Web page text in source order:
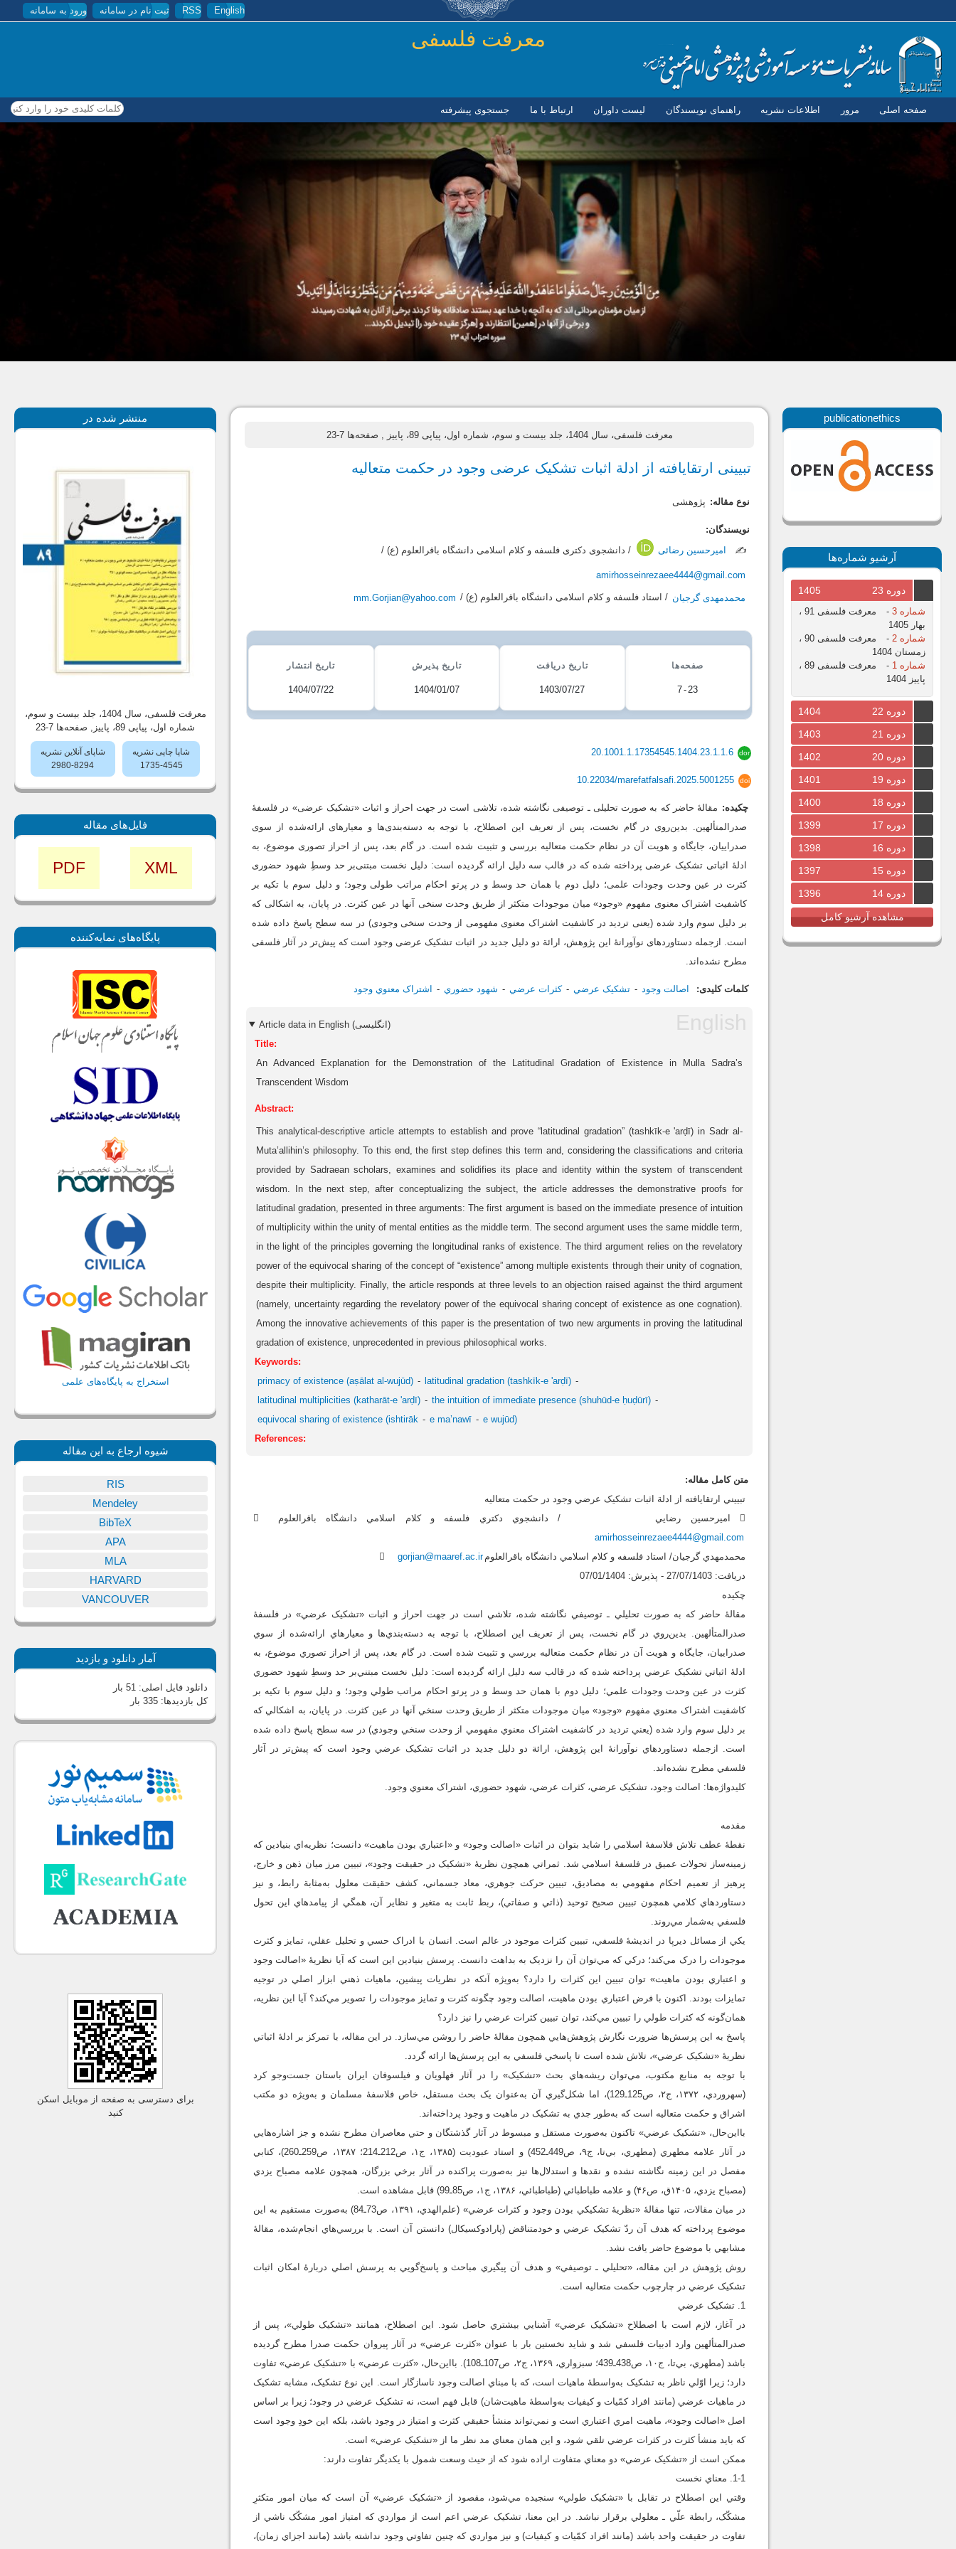
رفتن به محتوای اصلی English
RSS ثبت نام در سامانه ورود به سامانه
معرفت فلسفی
صفحه اصلی مرور اطلاعات نشریه راهنمای نویسندگان لیست داوران ارتباط با ما جستجوی پیشرفته کلمات کلیدی خود را وارد کنید
publicationethics
آرشیو شماره‌ها
دوره 23 1405
شماره 3 -
معرفت فلسفی 91 ،
بهار 1405
شماره 2
-
معرفت فلسفی 90 ،
زمستان 1404
شماره 1
-
معرفت فلسفی 89 ،
پاییز 1404
دوره 22
1404
دوره 21
1403
دوره 20
1402
دوره 19
1401
دوره 18
1400
دوره 17
1399
دوره 16
1398
دوره 15
1397
دوره 14
1396
مشاهده آرشیو کامل
معرفت فلسفی، سال 1404، جلد بیست و سوم، شماره اول، پیاپی 89، پاییز , صفحه‌ها 7-23
تبیینی ارتقایافته از ادلة اثبات تشکیک عرضی وجود در حکمت متعالیه
نوع مقاله: پژوهشی
نویسندگان:
✍️
امیرحسین رضائی / دانشجوی دکتری فلسفه و کلام اسلامی دانشگاه باقرالعلوم (ع) /
amirhosseinrezaee4444@gmail.com
محمدمهدی گرجیان / استاد فلسفه و کلام اسلامی دانشگاه باقرالعلوم (ع) / mm.Gorjian@yahoo.com
صفحه‌ها
7- 23
تاریخ دریافت
1403/07/27
تاریخ پذیرش
1404/01/07
تاریخ انتشار
1404/07/22
dor
20.1001.1.17354545.1404.23.1.1.6
doi
10.22034/marefatfalsafi.2025.5001255
چکیده: مقالۀ حاضر که به صورت تحلیلی ـ توصیفی نگاشته شده،‌ تلاشی است در جهت احراز و اثبات «تشکیک عرضی» در فلسفۀ
صدرالمتألهین. بدین‌روی در گام نخست، پس از تعریف این اصطلاح، با توجه به دسته‌بندی‌ها و معیارهای ارائه‌شده از سوی
صدراییان، جایگاه و هویت آن در نظام حکمت متعالیه بررسی و تثبیت شده است. در گام بعد، پس از احراز تصوری موضوع، به
ادلۀ اثباتی تشکیک عرضی پرداخته شده که در قالب سه دلیل ارائه گردیده است: دلیل نخست مبتنی‌بر حد وسطِ شهود حضوری
کثرت در عین وحدت وجودات علمی؛ دلیل دوم با همان حد وسط و در پرتو احکام مراتب طولی وجود؛ و دلیل سوم با تکیه بر
کاشفیت اشتراک معنوی مفهوم «وجود» میان موجودات متکثر از طریق وحدت سنخی آنها در عین کثرت. در پایان، به اشکالی که
بر دلیل سوم وارد شده (یعنی تردید در کاشفیت اشتراک معنوی مفهومی از وحدت سنخی وجودی) در سه سطح پاسخ داده شده
است. ازجمله دستاوردهای نوآورانۀ این پژوهش، ارائة دو دلیل جدید در اثبات تشکیک عرضی وجود است که پیش‌تر در آثار فلسفی
مطرح نشده‌اند.
کلمات کلیدی: اصالت وجود تشکيک عرضي کثرات عرضي شهود حضوري اشتراک معنوي وجود
Article data in English (انگلیسی)
Title:
An Advanced Explanation for the Demonstration of the Latitudinal Gradation of Existence in Mulla Sadra’s
Transcendent Wisdom
Abstract:
This analytical-descriptive article attempts to establish and prove “latitudinal gradation” (tashkīk-e 'arḍī) in Sadr al-
Muta’allihin’s philosophy. To this end, the first step defines this term and, considering the classifications and criteria
provided by Sadraean scholars, examines and solidifies its place and identity within the system of transcendent
wisdom. In the next step, after conceptualizing the subject, the article addresses the demonstrative proofs for
latitudinal gradation, presented in three arguments: The first argument is based on the immediate presence of intuition
of multiplicity within the unity of mental entities as the middle term. The second argument uses the same middle term,
in the light of the principles governing the longitudinal ranks of existence. The third argument relies on the revelatory
power of the equivocal sharing of the concept of “existence” among multiple existents through their unity of cognation,
despite their multiplicity. Finally, the article responds at three levels to an objection raised against the third argument
(namely, uncertainty regarding the revelatory power of the equivocal sharing concept of existence as one cognation).
Among the innovative achievements of this paper is the presentation of two new arguments in proving the latitudinal
gradation of existence, unprecedented in previous philosophical works.
Keywords:
primacy of existence (aṣālat al-wujūd)
latitudinal gradation (tashkīk-e 'arḍī)
latitudinal multiplicities (katharāt-e 'arḍī)
the intuition of immediate presence (shuhūd-e ḥuḍūrī)
equivocal sharing of existence (ishtirāk
e ma’nawī
e wujūd)
References:
متن کامل مقاله:
تبييني ارتقايافته از ادلة اثبات تشکيک عرضي وجود در حکمت متعاليه
 اميرحسين رضايي / دانشجوي دکتري فلسفه و کلام اسلامي دانشگاه باقرالعلوم
amirhosseinrezaee4444@gmail.com
محمدمهدي گرجيان/ استاد فلسفه و کلام اسلامي دانشگاه باقرالعلوم gorjian@maaref.ac.ir
دريافت: 27/07/1403 - پذيرش: 07/01/1404
چکيده
مقالۀ حاضر که به صورت تحليلي ـ توصيفي نگاشته شده،‌ تلاشي است در جهت احراز و اثبات «تشکيک عرضي» در فلسفۀ
صدرالمتألهين. بدين‌روي در گام نخست، پس از تعريف اين اصطلاح، با توجه به دسته‌بندي‌ها و معيارهاي ارائه‌شده از سوي
صدراييان، جايگاه و هويت آن در نظام حکمت متعاليه بررسي و تثبيت شده است. در گام بعد، پس از احراز تصوري موضوع، به
ادلۀ اثباتي تشکيک عرضي پرداخته شده که در قالب سه دليل ارائه گرديده است: دليل نخست مبتني‌بر حد وسطِ شهود حضوري
کثرت در عين وحدت وجودات علمي؛ دليل دوم با همان حد وسط و در پرتو احکام مراتب طولي وجود؛ و دليل سوم با تکيه بر
کاشفيت اشتراک معنوي مفهوم «وجود» ميان موجودات متکثر از طريق وحدت سنخي آنها در عين کثرت. در پايان، به اشکالي که
بر دليل سوم وارد شده (يعني ترديد در کاشفيت اشتراک معنوي مفهومي از وحدت سنخي وجودي) در سه سطح پاسخ داده شده
است. ازجمله دستاوردهاي نوآورانۀ اين پژوهش، ارائة دو دليل جديد در اثبات تشکيک عرضي وجود است که پيش‌تر در آثار
فلسفي مطرح نشده‌اند.
کليدواژه‌ها: اصالت وجود، تشکيک عرضي، کثرات عرضي، شهود حضوري، اشتراک معنوي وجود.
مقدمه
نقطۀ عطف تلاش فلاسفۀ اسلامي را شايد بتوان در اثبات «اصالت وجود» و «اعتباري بودن ماهيت» دانست؛ نظريه‌اي بنيادين که
زمينه‌ساز تحولات عميق در فلسفۀ اسلامي شد. ثمراتي همچون نظريۀ «تشکيک در حقيقت وجود»، تبيين مرز ميان ذهن و خارج،
پرهيز از تعميم احکام مفهومي به مصاديق، تبيين حرکت جوهري، معاد جسماني، کشف حقيقت معلول به‌مثابة رابط، و نيز
دستاوردهاي کلامي همچون تبيين صحيح توحيد (ذاتي و صفاتي)، ربط ثابت به متغير و نظاير آن، همگي از پيامدهاي اين تحول
فلسفي‌ به‌شمار مي‌روند.
يکي از مسائل ديرپا در انديشۀ فلسفي، تبيين کثرات موجود در عالم است. انسان با ادراک حسي و تحليل عقلي، تمايز و کثرت
موجودات را درک مي‌کند؛ درکي که مي‌توان آن را نزديک به بداهت دانست. پرسش بنيادين اين است که آيا نظريۀ «اصالت وجود
و اعتباري بودن ماهيت» توان تبيين اين کثرات را دارد؟ به‌ويژه آنکه در نظريات پيشين، ماهيات ذهني ابزار اصلي در توجيه
تمايزات بودند. اکنون با فرض اعتباري بودن ماهيت، اصالت وجود چگونه کثرت و تمايز موجودات را تصوير مي‌کند؟ آيا اين نظريه،
همان‌گونه که کثرات طولي را تبيين مي‌کند، توان تبيين کثرات عرضي را نيز دارد؟
پاسخ به اين پرسش‌ها ضرورت نگارش پژوهش‌هايي همچون مقالۀ حاضر را روشن مي‌سازد. در اين مقاله، با تمرکز بر ادلۀ اثباتي
نظريۀ «تشکيک عرضي»، تلاش شده است تا پاسخي فلسفي به اين پرسش‌ها ارائه گردد.
با توجه به منابع مکتوب، مي‌توان ريشه‌هاي بحث «تشکيک» را در آثار فهلويان و فيلسوفان ايران باستان جست‌وجو کرد
(سهروردي، ۱۳۷۲، ج۲، ص125ـ129)، اما شکل‌گيري آن به‌عنوان يک بحث مستقل، خاص فلاسفۀ مسلمان و به‌ويژه دو مکتب
اشراق و حکمت متعاليه است که به‌طور جدي به تشکيک در ماهيت و وجود پرداخته‌اند.
بااين‌حال، «تشکيک عرضي» تاکنون به‌صورت مستقل و مبسوط در آثار گذشتگان و حتي معاصران مطرح نشده و جز اشاره‌هايي
در آثار علامه مطهري (مطهري، بي‌تا، ج۹، ص449ـ452) و استاد عبوديت (۱۳۸۵، ج۱، ص212ـ214؛ ۱۳۸۷، ص259ـ260)، کتابي
مفصل در اين زمينه نگاشته نشده و نقدها و استدلال‌ها نيز به‌صورت پراکنده در آثار برخي بزرگان، همچون علامه مصباح يزدي
(مصباح يزدي، ۱۴۰۵ق، ص۴۶) و علامه طباطبائي (طباطبائي، ۱۳۸۶، ج۱، ص85ـ99) قابل مشاهده است.
در ميان مقالات، تنها مقالۀ «نظريۀ تشکيکي بودن وجود و کثرات عرضي» (علم‌الهدي، ۱۳۹۱، ص73ـ84) به‌صورت مستقيم به اين
موضوع پرداخته که هدف آن ردّ تشکيک عرضي و خودمتناقض‌ (پارادوکسيکال) دانستن آن است. با بررسي‌هاي انجام‌شده، مقالۀ
مشابهي با موضوع حاضر يافت نشد.
روش پژوهش در اين مقاله، «تحليلي ـ توصيفي» و هدف آن پيگيري مباحث و پاسخ‌گويي به پرسش اصلي دربارۀ امکان اثبات
تشکيک عرضي در چارچوب حکمت متعاليه است.
1. تشکيک عرضي
در آغاز، لازم است با اصطلاح «تشکيک عرضي» آشنايي بيشتري حاصل شود. اين اصطلاح، همانند «تشکيک طولي»، پس از
صدرالمتألهين وارد ادبيات فلسفي شد و شايد نخستين بار با عنوان «کثرت عرضي» در آثار پيروان حکمت صدرا مطرح گرديده
باشد (مطهري، بي‌تا، ج۱۰، ص438ـ439؛ سبزواري، ۱۳۶۹، ج۲، ص107ـ108). بااين‌حال، «کثرت عرضي» با «تشکيک عرضي» تفاوت
دارد؛ زيرا اوّلي ناظر به تشکيک به‌واسطۀ ماهيات است، که با مبناي اصالت وجود ناسازگار است. اين نوع تشکيک، مشابه تشکيک
در ماهيات عرضي (مانند افراد کمّيات و کيفيات به‌واسطۀ ماهيت‌شان) قابل فهم است، نه تشکيک عرضي در وجود؛ زيرا بر اساس
اصل «اصالت وجود»، ماهيت امري اعتباري است و نمي‌تواند منشأ حقيقي کثرت و امتياز در وجود باشد، بلکه اين خودِ وجود است
که بايد منشأ کثرت در کثرات عرضي تلقي شود، و اين همان معناي مد نظر ما از «تشکيک عرضي» است.
ممکن است از «تشکيک عرضي» دو معناي متفاوت اراده شود که از حيث وسعت شمول با يکديگر تفاوت دارند:
1-1. معناي نخست
وقتي اين اصطلاح در تقابل با «تشکيک طولي» سنجيده مي‌شود، مقصود از «تشکيک عرضي» آن است که ميان امور متکثرِ
مشکّک، رابطة علّي ـ معلولي برقرار نباشد. در اين معنا، تشکيک عرضي اعم است از مواردي که امتياز امور مشکّک ناشي از
تفاوت در حقيقت واحد باشد (مانند افراد کمّيات و کيفيات) و نيز مواردي که چنين تفاوتي وجود نداشته باشد (مانند اجزاي زمان)،
منتشر شده در
معرفت فلسفی، سال 1404، جلد بیست و سوم،
شماره اول، پیاپی 89، پاییز
, صفحه‌ها 7-23
شاپا چاپی نشریه
1735-4545
شاپای آنلاین نشریه
2980-8294
فایل‌های مقاله
XML
PDF
پايگاه‌های نمايه‌كننده
استخراج به پایگاه‌های علمی
شیوه ارجاع به این مقاله
RIS
Mendeley
BibTeX
APA
MLA
HARVARD
VANCOUVER
آمار دانلود و بازدید
دانلود فایل اصلی: 51 بار
کل بازدیدها: 335 بار
برای دسترسی به صفحه از موبایل اسکن
کنید